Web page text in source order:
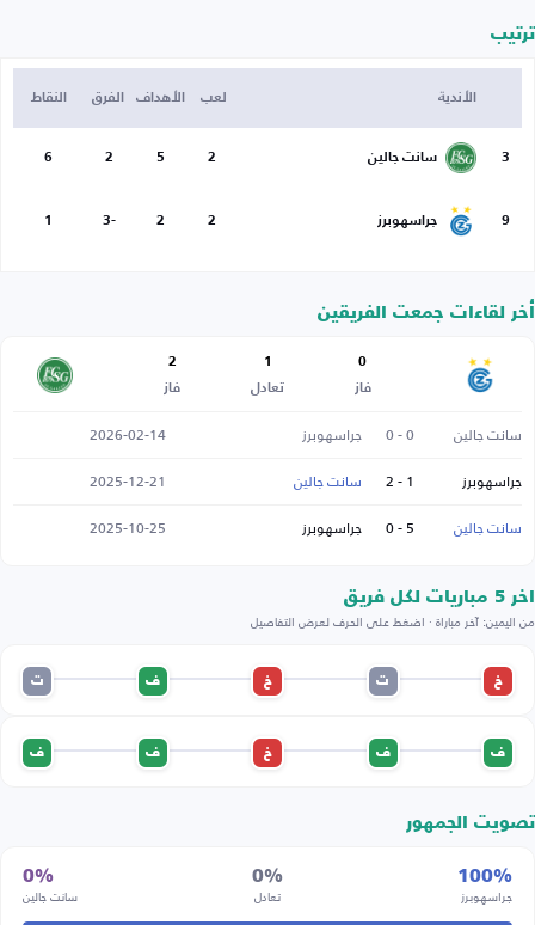
ترتيب
الأندية لعب الأهداف الفرق النقاط
3 سانت جالين 2
5
2
6
9 جراسهوبرز 2
2
-3
1
أخر لقاءات جمعت الفريقين
0
فاز
1
تعادل
2
فاز
سانت جالين 0 - 0 جراسهوبرز
2026-02-14
جراسهوبرز
1 - 2 سانت جالين
2025-12-21
سانت جالين
5 - 0 جراسهوبرز 2025-10-25
اخر 5 مباريات لكل فريق
من اليمين: آخر مباراة · اضغط على الحرف لعرض التفاصيل
خ ت خ ف ت
ف ف خ ف ف
تصويت الجمهور
100%
جراسهوبرز
0%
تعادل
0%
سانت جالين